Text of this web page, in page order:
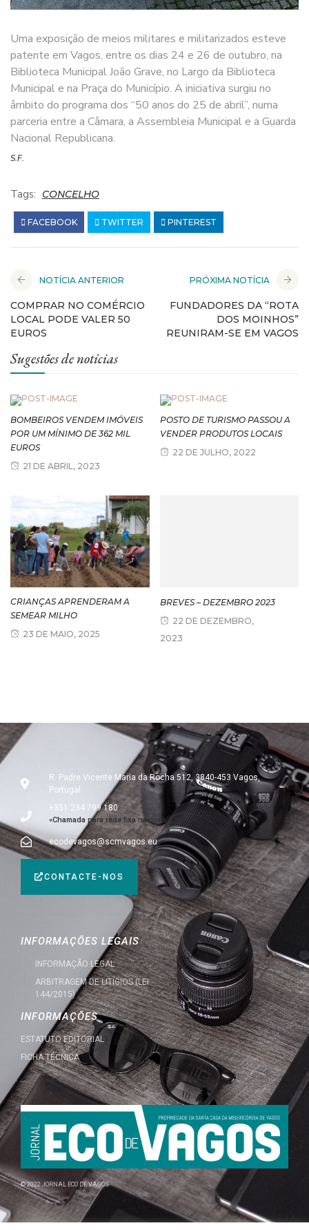
Uma exposição de meios militares e militarizados esteve
patente em Vagos, entre os dias 24 e 26 de outubro, na
Biblioteca Municipal João Grave, no Largo da Biblioteca
Municipal e na Praça do Município. A iniciativa surgiu no
âmbito do programa dos “50 anos do 25 de abril”, numa
parceria entre a Câmara, a Assembleia Municipal e a Guarda
Nacional Republicana.
S.F.
Tags: CONCELHO
FACEBOOK TWITTER PINTEREST
NOTÍCIA ANTERIOR
COMPRAR NO COMÉRCIO
LOCAL PODE VALER 50
EUROS
PRÓXIMA NOTÍCIA
FUNDADORES DA “ROTA
DOS MOINHOS”
REUNIRAM-SE EM VAGOS
Sugestões de notícias
BOMBEIROS VENDEM IMÓVEIS
POR UM MÍNIMO DE 362 MIL
EUROS
21 DE ABRIL, 2023
POSTO DE TURISMO PASSOU A
VENDER PRODUTOS LOCAIS
22 DE JULHO, 2022
CRIANÇAS APRENDERAM A
SEMEAR MILHO
23 DE MAIO, 2025
BREVES – DEZEMBRO 2023
22 DE DEZEMBRO,
2023
© 2022 JORNAL ECO DE VAGOS
INFORMAÇÕES LEGAIS
INFORMAÇÃO LEGAL
ARBITRAGEM DE LITÍGIOS (LEI
144/2015)
INFORMAÇÕES
ESTATUTO EDITORIAL
FICHA TÉCNICA
R. Padre Vicente Maria da Rocha 512, 3840-453 Vagos,
Portugal
+351 234 799 180
«Chamada para rede fixa nacional»
ecodevagos@scmvagos.eu
CONTACTE-NOS